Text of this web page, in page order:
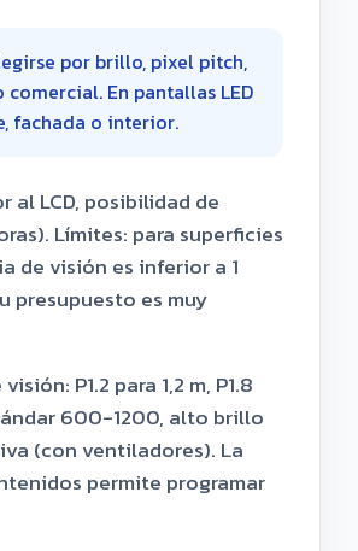
por brillo, pixel pitch,
En pantallas LED
fachada o interior.
al LCD, posibilidad de
Límites: para superficies
de visión es inferior a 1
presupuesto es muy
P1.2 para 1,2 m, P1.8
600-1200, alto brillo
(con ventiladores). La
permite programar